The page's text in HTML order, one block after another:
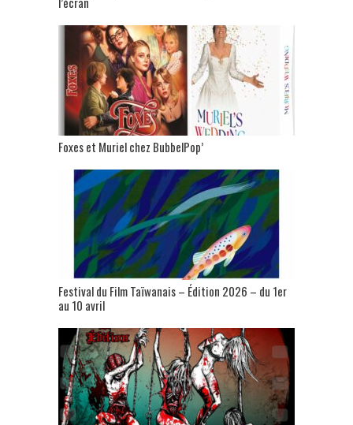
Foxes et Muriel chez BubbelPop’
Festival du Film Taïwanais – Édition 2026 – du 1er
au 10 avril